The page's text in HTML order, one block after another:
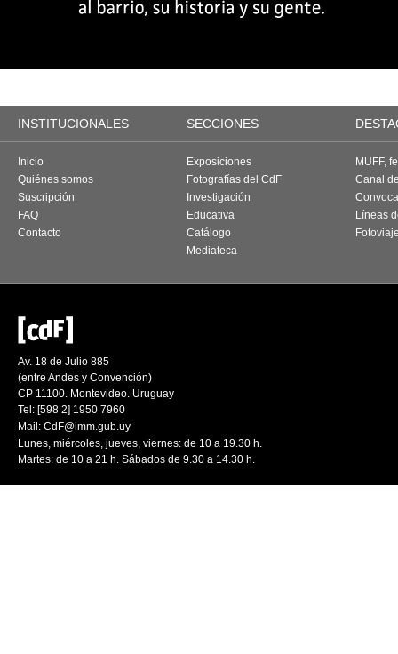
INSTITUCIONALES SECCIONES
Inicio
Quiénes somos
Suscripción
FAQ
Contacto
Exposiciones
Fotografías del CdF
Investigación
Educativa
Catálogo
Mediateca
MUFF,
Canal
Líneas
Av. 18 de Julio 885
(entre Andes y Convención)
CP 11100. Montevideo. Uruguay
Tel: [598 2] 1950 7960
Mail: CdF@imm.gub.uy
Lunes, miércoles, jueves, viernes: de 10 a 19.30 h.
Martes: de 10 a 21 h. Sábados de 9.30 a 14.30 h.